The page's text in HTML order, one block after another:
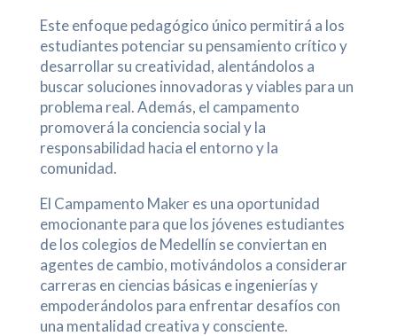
Este enfoque pedagógico único permitirá a los
estudiantes potenciar su pensamiento crítico y
desarrollar su creatividad, alentándolos a
buscar soluciones innovadoras y viables para un
problema real. Además, el campamento
promoverá la conciencia social y la
responsabilidad hacia el entorno y la
comunidad.
El Campamento Maker es una oportunidad
emocionante para que los jóvenes estudiantes
de los colegios de Medellín se conviertan en
agentes de cambio, motivándolos a considerar
carreras en ciencias básicas e ingenierías y
empoderándolos para enfrentar desafíos con
una mentalidad creativa y consciente.